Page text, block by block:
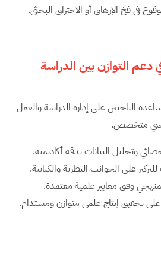
في فخ الإرهاق أو الاحتراق البحثي.
التوازن بين الدراسة
الباحثين على إدارة الدراسة والعمل
متخصص.
وتحليل البيانات بدقة أكاديمية.
على الجوانب النظرية والكتابية.
وفق معايير علمية معتمدة.
تحقيق إنتاج علمي متوازن ومستدام.